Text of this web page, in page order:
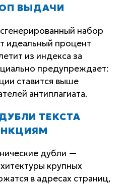
ВЫДАЧИ
набор
идеальный процент
из индекса за
предупреждает:
ставится выше
антиплагиата.
ТЕКСТА
дубли —
крупных
в адресах страниц,